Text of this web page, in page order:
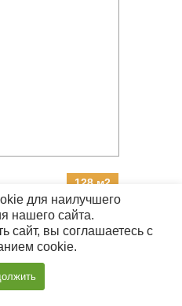
128 м2
8Х10 К-89
для наилучшего
нашего сайта.
сайт, вы соглашаетесь с
cookie.